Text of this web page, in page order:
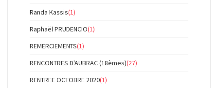
Randa Kassis(1)
Raphaël PRUDENCIO(1)
REMERCIEMENTS(1)
RENCONTRES D'AUBRAC (18èmes)(27)
RENTREE OCTOBRE 2020(1)